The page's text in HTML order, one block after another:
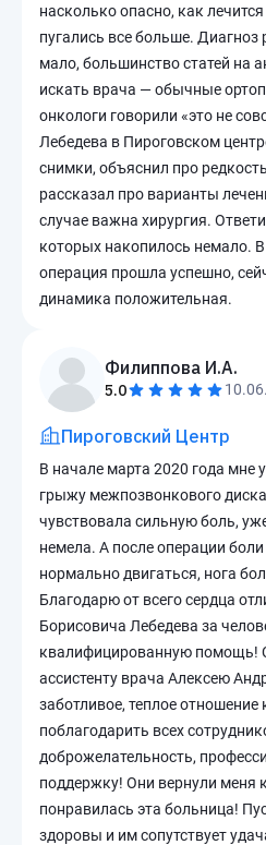
насколько опасно, как
пугались все больше.
мало, большинство статей на
искать врача — обычные
онкологи говорили «это не
Лебедева в Пироговском
снимки, объяснил про
рассказал про варианты
случае важна хирургия.
которых накопилось немало.
операция прошла успешно,
динамика положительная.
Филиппова И.А.
5.0
Пироговский Центр
В начале марта 2020 года мне
грыжу межпозвонкового
чувствовала сильную боль,
немела. А после операции
нормально двигаться, нога
Благодарю от всего сердца
Борисовича Лебедева за
квалифицированную помощь!
ассистенту врача Алексею
заботливое, теплое
поблагодарить всех
доброжелательность,
поддержку! Они вернули меня
понравилась эта больница!
здоровы и им сопутствует